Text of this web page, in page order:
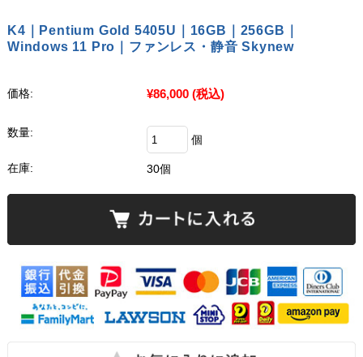
K4｜Pentium Gold 5405U｜16GB｜256GB｜
Windows 11 Pro｜ファンレス・静音 Skynew
価格: ¥86,000 (税込)
数量:
個
在庫: 30個